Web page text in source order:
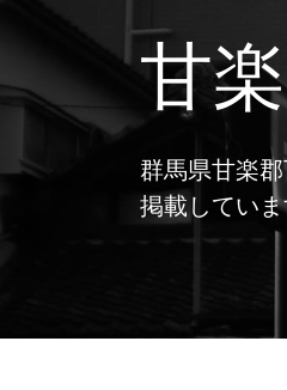
甘
群馬県甘楽
掲載してい